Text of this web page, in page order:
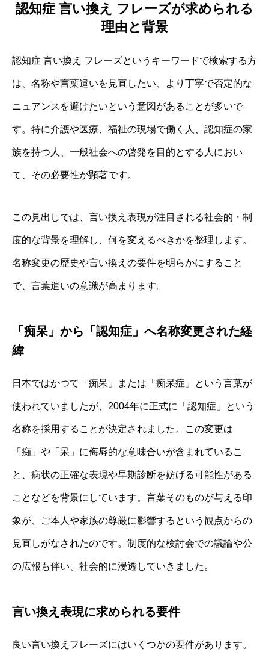
認知症 言い換え フレーズが求められる
理由と背景
認知症 言い換え フレーズというキーワードで検索する方
は、名称や言葉遣いを見直したい、より丁寧で否定的な
ニュアンスを避けたいという意図があることが多いで
す。特に介護や医療、福祉の現場で働く人、認知症の家
族を持つ人、一般社会への啓発を目的とする人におい
て、その必要性が顕著です。
この見出しでは、言い換え表現が注目される社会的・制
度的な背景を理解し、何を変えるべきかを整理します。
名称変更の歴史や言い換えの要件を明らかにすること
で、言葉遣いの意識が高まります。
「痴呆」から「認知症」へ名称変更された経
緯
日本ではかつて「痴呆」または「痴呆症」という言葉が
使われていましたが、2004年に正式に「認知症」という
名称を採用することが決定されました。この変更は
「痴」や「呆」に侮辱的な意味合いが含まれているこ
と、病状の正確な表現や早期診断を妨げる可能性がある
ことなどを背景にしています。言葉そのものが与える印
象が、ご本人や家族の尊厳に影響するという観点からの
見直しがなされたのです。制度的な検討会での議論や公
の広報も伴い、社会的に浸透していきました。
言い換え表現に求められる要件
良い言い換えフレーズにはいくつかの要件があります。